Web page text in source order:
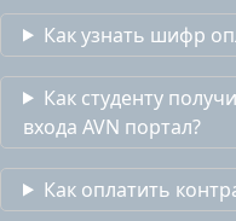
Как узнать шифр
Как студенту
входа AVN портал?
Как оплатить